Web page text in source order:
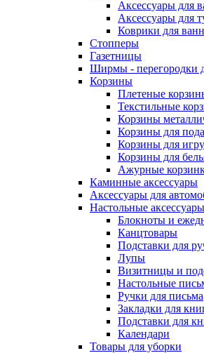
Аксессуары для
Аксессуары для
Коврики для
Стопперы
Газетницы
Ширмы - перегородки
Корзины
Плетеные
Текстильные
Корзины
Корзины для
Корзины для
Корзины для
Ажурные
Каминные аксессуары
Аксессуары для
Настольные аксессуары
Блокноты и
Канцтовары
Подставки для
Лупы
Визитницы и
Настольные
Ручки для письма
Закладки для
Подставки для
Календари
Товары для уборки